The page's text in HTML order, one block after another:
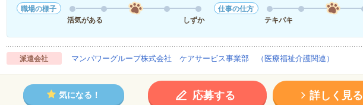
職場の様子
活気がある
しずか
仕事の仕方
テキパキ
派遣会社 マンパワーグループ株式会社 ケアサービス事業部 （医療福祉介護関連）
気になる！ 応募する 詳しく見る